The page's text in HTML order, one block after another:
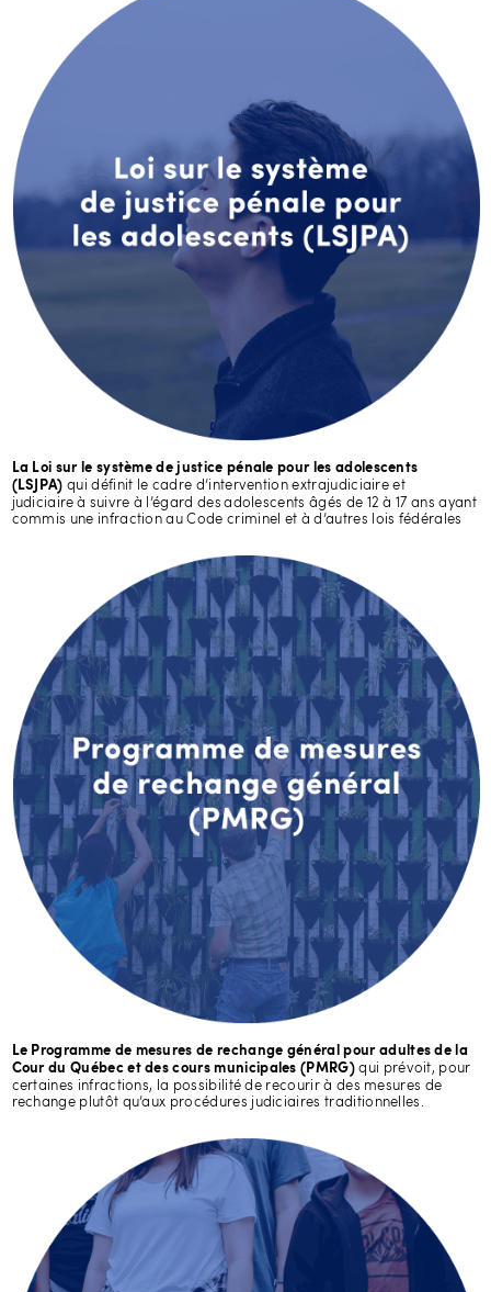
La Loi sur le système de justice pénale pour les adolescents
(LSJPA) qui définit le cadre d’intervention extrajudiciaire et
judiciaire à suivre à l’égard des adolescents âgés de 12 à 17 ans ayant
commis une infraction au Code criminel et à d’autres lois fédérales
Le Programme de mesures de rechange général pour adultes de la
Cour du Québec et des cours municipales (PMRG) qui prévoit, pour
certaines infractions, la possibilité de recourir à des mesures de
rechange plutôt qu’aux procédures judiciaires traditionnelles.